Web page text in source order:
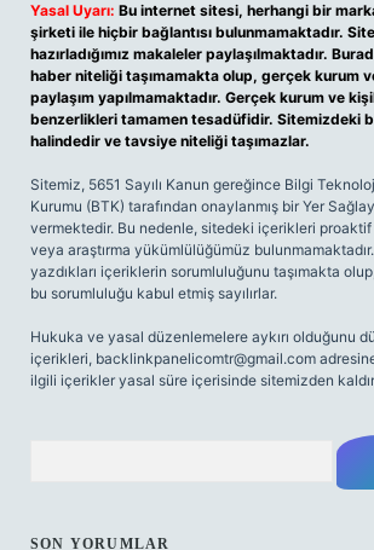
Yasal Uyarı: Bu internet sitesi, herhangi bir
şirketi ile hiçbir bağlantısı bulunmamaktadır.
hazırladığımız makaleler paylaşılmaktadır.
haber niteliği taşımamakta olup, gerçek kurum
paylaşım yapılmamaktadır. Gerçek kurum ve
benzerlikleri tamamen tesadüfidir. Sitemizdeki
halindedir ve tavsiye niteliği taşımazlar.
Sitemiz, 5651 Sayılı Kanun gereğince Bilgi
Kurumu (BTK) tarafından onaylanmış bir Yer
vermektedir. Bu nedenle, sitedeki içerikleri
veya araştırma yükümlülüğümüz
yazdıkları içeriklerin sorumluluğunu taşımakta
bu sorumluluğu kabul etmiş sayılırlar.
Hukuka ve yasal düzenlemelere aykırı olduğunu
içerikleri, backlinkpanelicomtr@gmail.com
ilgili içerikler yasal süre içerisinde sitemizden
SON YORUMLAR